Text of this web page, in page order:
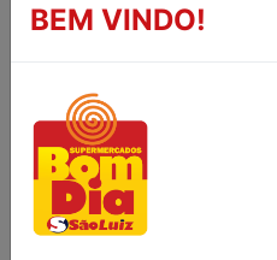
BEM VINDO!